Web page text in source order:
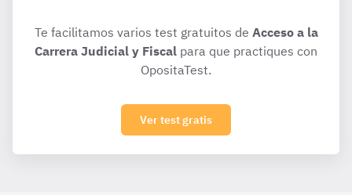
Te facilitamos varios test gratuitos de Acceso a la
Carrera Judicial y Fiscal para que practiques con
OpositaTest.
Ver test gratis